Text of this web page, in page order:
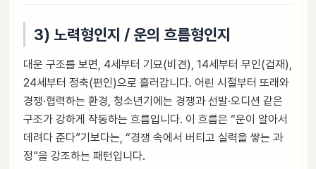
3) 노력형인지 / 운의 흐름형인지
대운 구조를 보면, 4세부터 기묘(비견), 14세부터 무인(겁재),
24세부터 정축(편인)으로 흘러갑니다. 어린 시절부터 또래와
경쟁·협력하는 환경, 청소년기에는 경쟁과 선발·오디션 같은
구조가 강하게 작동하는 흐름입니다. 이 흐름은 “운이 알아서
데려다 준다”기보다는, “경쟁 속에서 버티고 실력을 쌓는 과
정”을 강조하는 패턴입니다.